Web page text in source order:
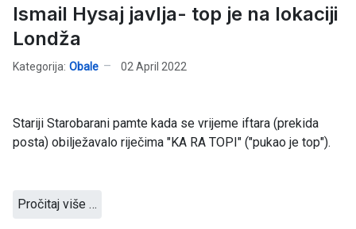
Ismail Hysaj javlja- top je na lokaciji
Londža
Kategorija: Obale 02 April 2022
Stariji Starobarani pamte kada se vrijeme iftara (prekida
posta) obilježavalo riječima "KA RA TOPI" ("pukao je top").
Pročitaj više …